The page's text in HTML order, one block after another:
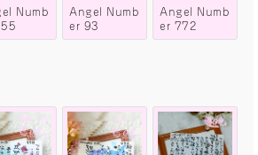
Numb
Angel Numb
er 93
Angel Numb
er 772